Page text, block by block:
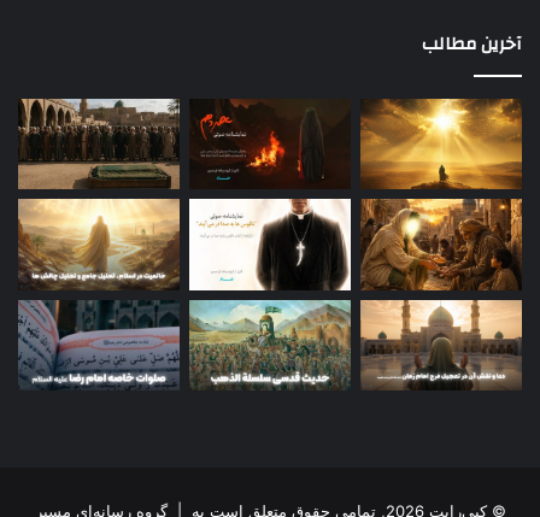
آخرین مطالب
© کپی‌رایت 2026, تمامی حقوق متعلق است به | گروه رسانه‌ای مسیر